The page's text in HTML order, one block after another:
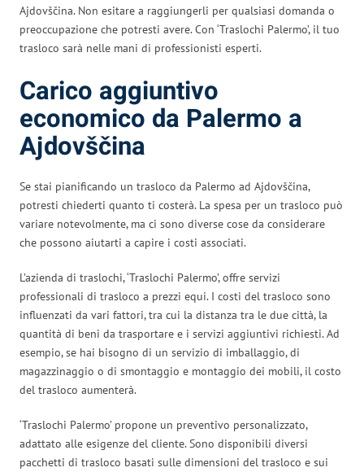
Ajdovščina. Non esitare a raggiungerli per qualsiasi domanda o
preoccupazione che potresti avere. Con ‘Traslochi Palermo’, il tuo
trasloco sarà nelle mani di professionisti esperti.
Carico aggiuntivo
economico da Palermo a
Ajdovščina
Se stai pianificando un trasloco da Palermo ad Ajdovščina,
potresti chiederti quanto ti costerà. La spesa per un trasloco può
variare notevolmente, ma ci sono diverse cose da considerare
che possono aiutarti a capire i costi associati.
L’azienda di traslochi, ‘Traslochi Palermo’, offre servizi
professionali di trasloco a prezzi equi. I costi del trasloco sono
influenzati da vari fattori, tra cui la distanza tra le due città, la
quantità di beni da trasportare e i servizi aggiuntivi richiesti. Ad
esempio, se hai bisogno di un servizio di imballaggio, di
magazzinaggio o di smontaggio e montaggio dei mobili, il costo
del trasloco aumenterà.
‘Traslochi Palermo’ propone un preventivo personalizzato,
adattato alle esigenze del cliente. Sono disponibili diversi
pacchetti di trasloco basati sulle dimensioni del trasloco e sui